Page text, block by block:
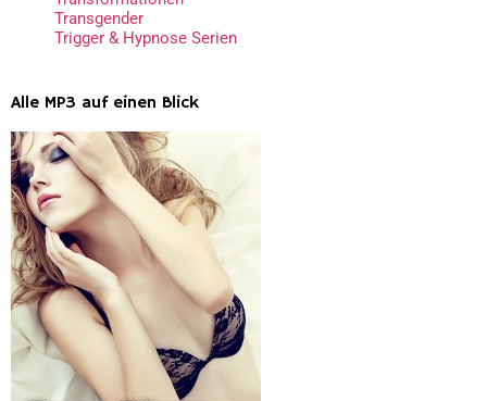
Transgender
Trigger & Hypnose Serien
Alle MP3 auf einen Blick